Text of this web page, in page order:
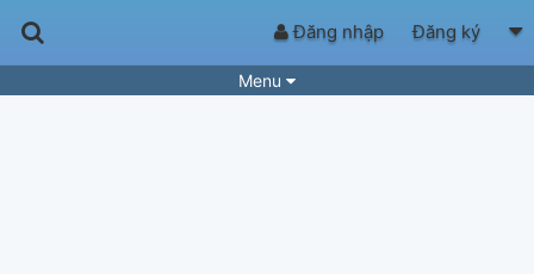
Đăng nhập Đăng ký
Menu